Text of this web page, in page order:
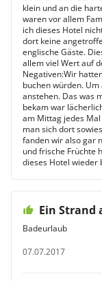
klein und an die
waren vor allem
ich dieses Hotel
dort keine
englische Gäste.
allem viel Wert auf
Negativen:Wir
buchen würden.
anstehen. Das was
bekam war
am Mittag jedes
man sich dort
fanden wir also gar
und frische Früchte
dieses Hotel wieder
Ein Strand
Badeurlaub
07.07.2017